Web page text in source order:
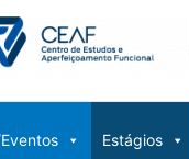
Estágios